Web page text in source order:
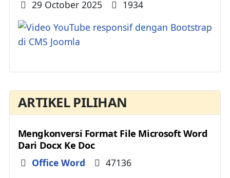
ARTIKEL PILIHAN
Mengkonversi Format File Microsoft Word
Dari Docx Ke Doc
Details
Office Word 47136
Details
29 October 2025 1934